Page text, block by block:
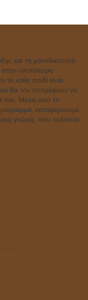
και τη μοναδικότητά
στην ολόπλευρη
κάθε παιδί είναι
θα του επιτρέψουν να
του. Μέσα από το
καταφέρνουμε
γνώση, που καλύπτει